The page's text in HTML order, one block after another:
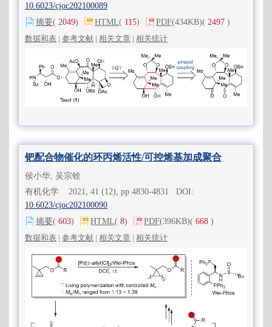
10.6023/cjoc202100089
摘要( 2049) HTML( 115) PDF(434KB)( 2497 )
数据和表 | 参考文献 | 相关文章 | 相关统计
钯配合物催化的环丙烯活性/可控烯基加成聚合
侯小华, 吴宗铨
有机化学 2021, 41 (12), pp 4830-4831 DOI:
10.6023/cjoc202100090
摘要( 603) HTML( 8) PDF(396KB)( 668 )
数据和表 | 参考文献 | 相关文章 | 相关统计